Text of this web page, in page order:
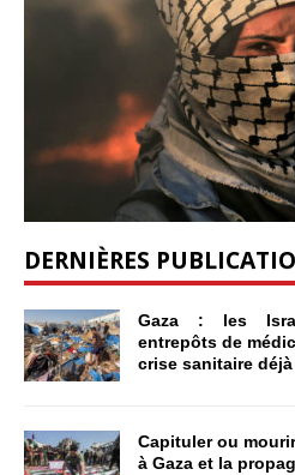
DERNIÈRES
Gaza : les
entrepôts de
crise sanitaire
Capituler ou
à Gaza et la